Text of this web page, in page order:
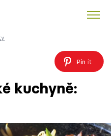
Pin it
kuchyně: